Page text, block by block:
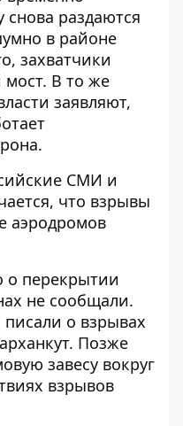
раздаются
в районе
захватчики
В то же
заявляют,
СМИ и
что взрывы
аэродромов
о перекрытии
не сообщали.
о взрывах
Позже
завесу вокруг
взрывов